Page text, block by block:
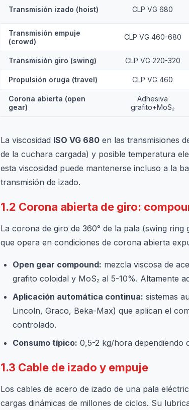
Transmisión izado (hoist) CLP VG 680
Transmisión empuje
(crowd)
CLP VG 460-680
Transmisión giro (swing) CLP VG 220-320
Propulsión oruga (travel) CLP VG 460
Corona abierta (open
gear)
Adhesiva
grafito+MoS₂
La viscosidad ISO VG 680 en las transmisiones
de la cuchara cargada) y posible temperatura
esta viscosidad puede mantenerse incluso a la
transmisión de izado.
1.2 Corona abierta de giro:
La corona de giro de 360° de la pala (swing
que opera en condiciones de corona abierta
Open gear compound: mezcla viscosa de
grafito coloidal y MoS₂ al 5-10%. Altamente
Aplicación automática continua: sistemas
Lincoln, Graco, Beka-Max) que aplican el
controlado.
Consumo típico: 0,5-2 kg/hora dependiendo
1.3 Cable de izado y empuje
Los cables de acero de izado de una pala
cargas dinámicas de millones de ciclos. Su